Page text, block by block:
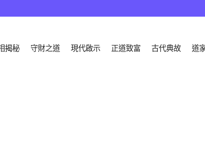
揭秘 守財之道 現代啟示 正道致富 古代典故 道